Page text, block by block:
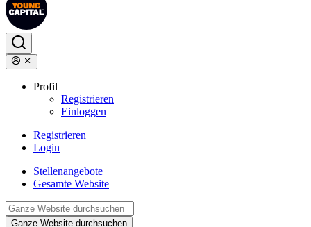
Profil
Registrieren
Einloggen
Registrieren
Login
Stellenangebote
Gesamte Website